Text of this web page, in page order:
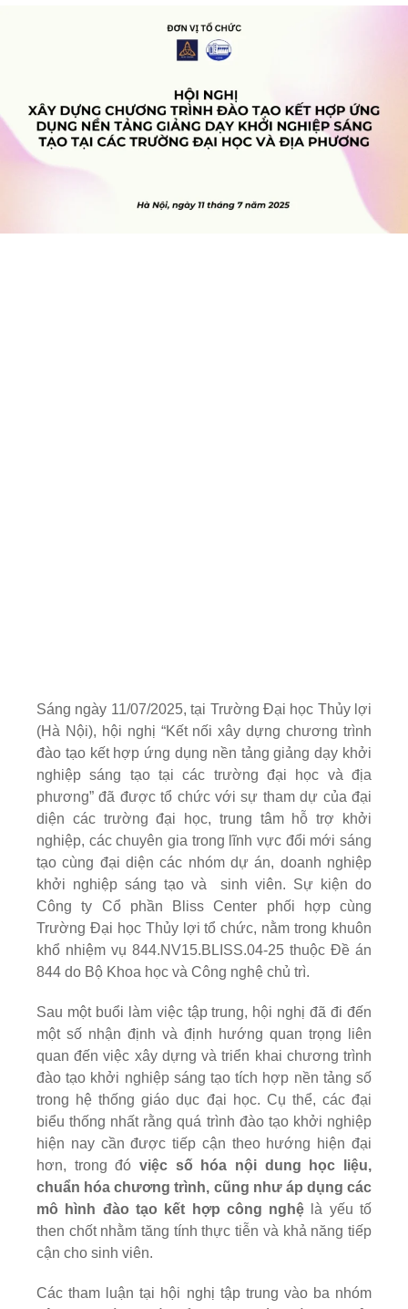
Sáng ngày 11/07/2025, tại Trường Đại học Thủy lợi
(Hà Nội), hội nghị “Kết nối xây dựng chương trình
đào tạo kết hợp ứng dụng nền tảng giảng dạy khởi
nghiệp sáng tạo tại các trường đại học và địa
phương” đã được tổ chức với sự tham dự của đại
diện các trường đại học, trung tâm hỗ trợ khởi
nghiệp, các chuyên gia trong lĩnh vực đổi mới sáng
tạo cùng đại diện các nhóm dự án, doanh nghiệp
khởi nghiệp sáng tạo và sinh viên. Sự kiện do
Công ty Cổ phần Bliss Center phối hợp cùng
Trường Đại học Thủy lợi tổ chức, nằm trong khuôn
khổ nhiệm vụ 844.NV15.BLISS.04-25 thuộc Đề án
844 do Bộ Khoa học và Công nghệ chủ trì.
Sau một buổi làm việc tập trung, hội nghị đã đi đến
một số nhận định và định hướng quan trọng liên
quan đến việc xây dựng và triển khai chương trình
đào tạo khởi nghiệp sáng tạo tích hợp nền tảng số
trong hệ thống giáo dục đại học. Cụ thể, các đại
biểu thống nhất rằng quá trình đào tạo khởi nghiệp
hiện nay cần được tiếp cận theo hướng hiện đại
hơn, trong đó việc số hóa nội dung học liệu,
chuẩn hóa chương trình, cũng như áp dụng các
mô hình đào tạo kết hợp công nghệ là yếu tố
then chốt nhằm tăng tính thực tiễn và khả năng tiếp
cận cho sinh viên.
Các tham luận tại hội nghị tập trung vào ba nhóm